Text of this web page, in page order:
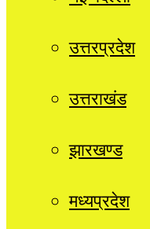
उत्तरप्रदेश
उत्तराखंड
झारखण्ड
मध्यप्रदेश